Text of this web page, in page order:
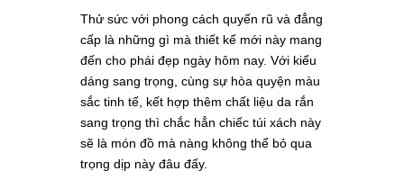
Thử sức với phong cách quyến rũ và đẳng
cấp là những gì mà thiết kế mới này mang
đến cho phái đẹp ngày hôm nay. Với kiểu
dáng sang trọng, cùng sự hòa quyện màu
sắc tinh tế, kết hợp thêm chất liệu da rắn
sang trọng thì chắc hẳn chiếc túi xách này
sẽ là món đồ mà nàng không thể bỏ qua
trọng dịp này đâu đấy.